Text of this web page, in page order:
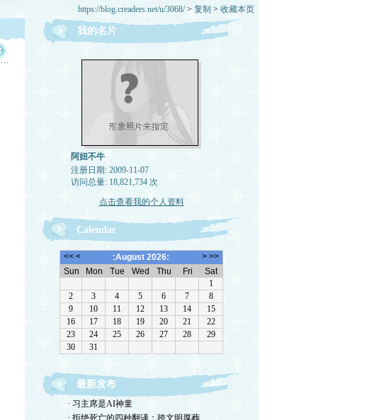
https://blog.creaders.net/u/3068/> 复制 > 收藏本页
我的名片
阿妞不牛
注册日期: 2009-11-07
访问总量: 18,821,734 次
点击查看我的个人资料
Calendar
最新发布
· 习主席是AI神童
· 拒绝死亡的四种翻译：跨文明厚葬